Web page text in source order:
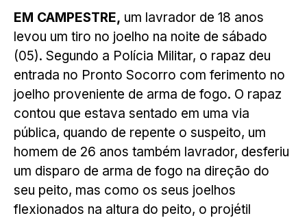
EM CAMPESTRE, um lavrador de 18 anos
levou um tiro no joelho na noite de sábado
(05). Segundo a Polícia Militar, o rapaz deu
entrada no Pronto Socorro com ferimento no
joelho proveniente de arma de fogo. O rapaz
contou que estava sentado em uma via
pública, quando de repente o suspeito, um
homem de 26 anos também lavrador, desferiu
um disparo de arma de fogo na direção do
seu peito, mas como os seus joelhos
flexionados na altura do peito, o projétil